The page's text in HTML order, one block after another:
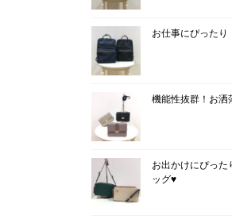
お仕事にぴった
機能性抜群！お洒
お出かけにぴった
ッグ♥